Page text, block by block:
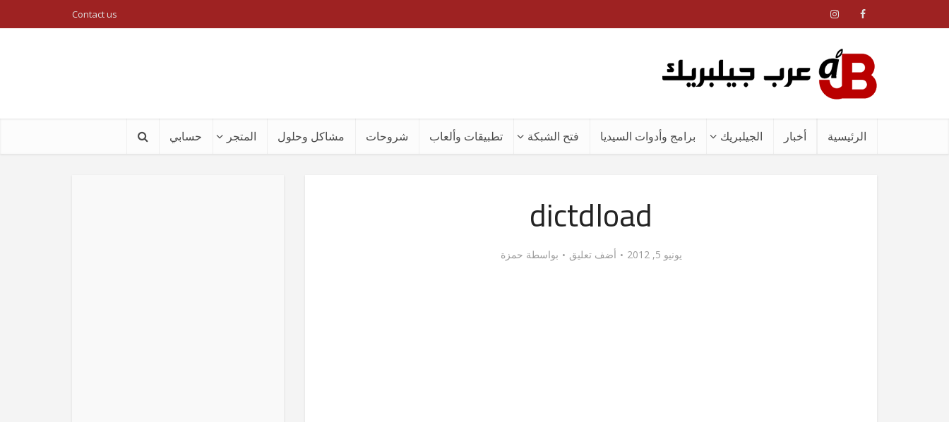
Contact us
الرئيسية أخبار الجيلبريك برامج وأدوات السيديا فتح الشبكة تطبيقات وألعاب شروحات مشاكل وحلول المتجر حسابي
dictdload
يونيو 5, 2012 أضف تعليق بواسطة حمزة